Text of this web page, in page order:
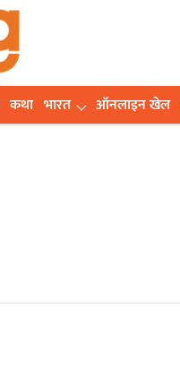
कथा भारत ऑनलाइन खेल